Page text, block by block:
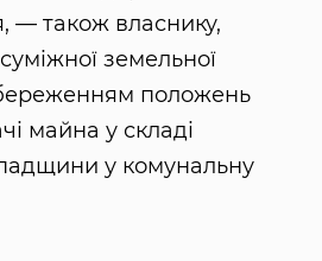
— також власнику,
земельної
положень
майна у складі
у комунальну